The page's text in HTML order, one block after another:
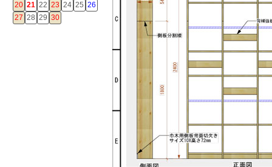
20 21 22 23 24 25 26
27 28 29 30